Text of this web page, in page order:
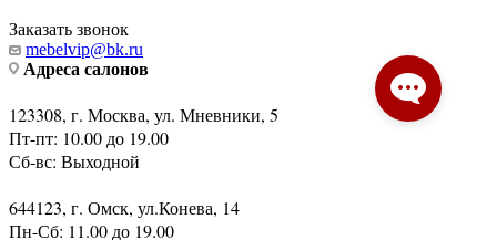
Заказать звонок
mebelvip@bk.ru
Адреса салонов
123308, г. Москва, ул. Мневники, 5
Пт-пт: 10.00 до 19.00
Сб-вс: Выходной
644123, г. Омск, ул.Конева, 14
Пн-Сб: 11.00 до 19.00